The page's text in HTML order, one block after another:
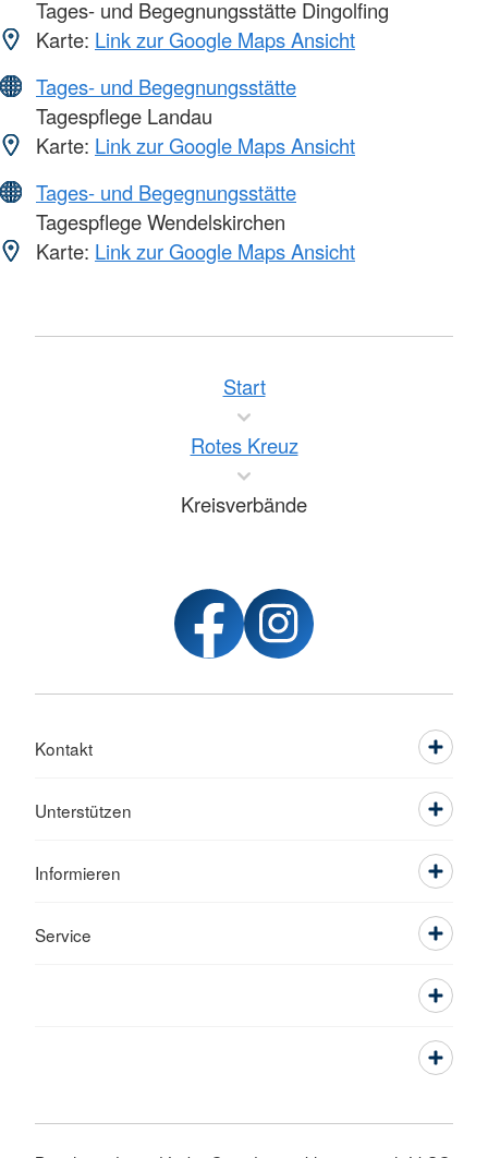
Tages- und Begegnungsstätte Dingolfing
Karte: Link zur Google Maps Ansicht
Tages- und Begegnungsstätte
Tagespflege Landau
Karte: Link zur Google Maps Ansicht
Tages- und Begegnungsstätte
Tagespflege Wendelskirchen
Karte: Link zur Google Maps Ansicht
Start
Rotes Kreuz
Kreisverbände
Kontakt
Unterstützen
Informieren
Service